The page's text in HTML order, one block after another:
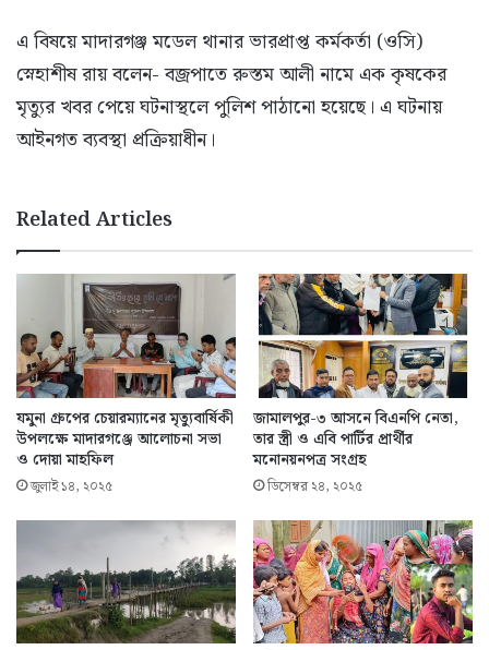
এ বিষয়ে মাদারগঞ্জ মডেল থানার ভারপ্রাপ্ত কর্মকর্তা (ওসি)
স্নেহাশীষ রায় বলেন- বজ্রপাতে রুস্তম আলী নামে এক কৃষকের
মৃত্যুর খবর পেয়ে ঘটনাস্থলে পুলিশ পাঠানো হয়েছে। এ ঘটনায়
আইনগত ব্যবস্থা প্রক্রিয়াধীন।
Related Articles
যমুনা গ্রুপের চেয়ারম্যানের মৃত্যুবার্ষিকী
উপলক্ষে মাদারগঞ্জে আলোচনা সভা
ও দোয়া মাহফিল
জুলাই ১৪, ২০২৫
জামালপুর-৩ আসনে বিএনপি নেতা,
তার স্ত্রী ও এবি পার্টির প্রার্থীর
মনোনয়নপত্র সংগ্রহ
ডিসেম্বর ২৪, ২০২৫